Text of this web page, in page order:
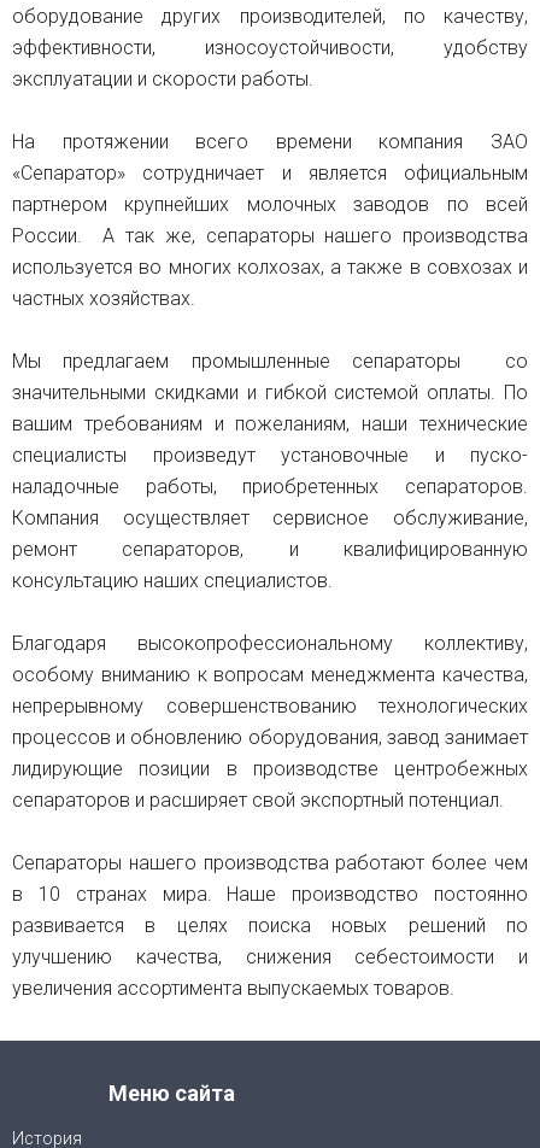
оборудование других производителей, по качеству,
эффективности, износоустойчивости, удобству
эксплуатации и скорости работы.
На протяжении всего времени компания ЗАО
«Сепаратор» сотрудничает и является официальным
партнером крупнейших молочных заводов по всей
России. А так же, сепараторы нашего производства
используется во многих колхозах, а также в совхозах и
частных хозяйствах.
Мы предлагаем промышленные сепараторы со
значительными скидками и гибкой системой оплаты. По
вашим требованиям и пожеланиям, наши технические
специалисты произведут установочные и пуско-
наладочные работы, приобретенных сепараторов.
Компания осуществляет сервисное обслуживание,
ремонт сепараторов, и квалифицированную
консультацию наших специалистов.
Благодаря высокопрофессиональному коллективу,
особому вниманию к вопросам менеджмента качества,
непрерывному совершенствованию технологических
процессов и обновлению оборудования, завод занимает
лидирующие позиции в производстве центробежных
сепараторов и расширяет свой экспортный потенциал.
Сепараторы нашего производства работают более чем
в 10 странах мира. Наше производство постоянно
развивается в целях поиска новых решений по
улучшению качества, снижения себестоимости и
увеличения ассортимента выпускаемых товаров.
Меню сайта
История